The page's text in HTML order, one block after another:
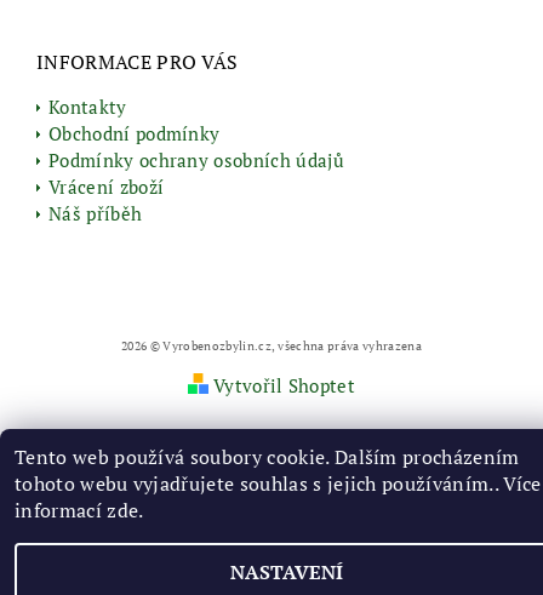
INFORMACE PRO VÁS
Kontakty
Obchodní podmínky
Podmínky ochrany osobních údajů
Vrácení zboží
Náš příběh
2026 © Vyrobenozbylin.cz, všechna práva vyhrazena
Vytvořil Shoptet
Tento web používá soubory cookie. Dalším procházením
tohoto webu vyjadřujete souhlas s jejich používáním.. Více
informacízde.
NASTAVENÍ